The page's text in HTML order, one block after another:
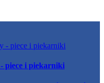
piece i piekarniki